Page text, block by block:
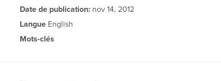
Date de publication: nov 14, 2012
Langue English
Mots-clés